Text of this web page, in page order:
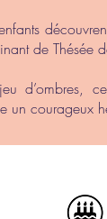
de Thésée
d’ombres,
un courageux